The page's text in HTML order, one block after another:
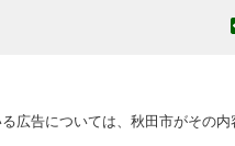
広告については、秋田市がその内